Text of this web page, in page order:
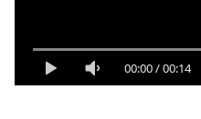
00:00/00:14